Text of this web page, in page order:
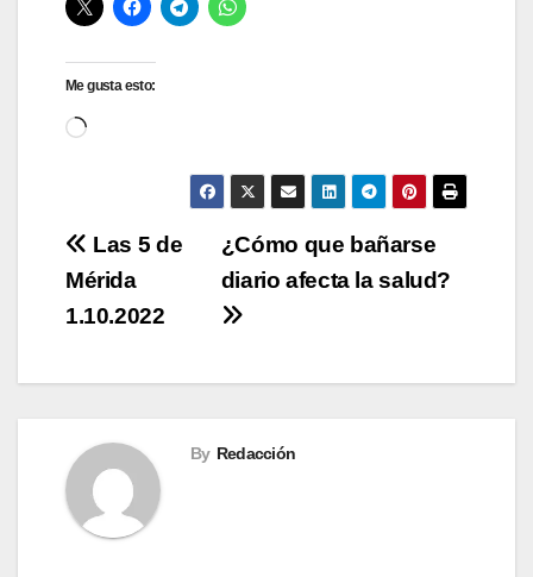
Me gusta esto:
Cargando...
Navegación
de
¿Cómo que bañarse
diario afecta la salud?
Las 5 de
Mérida
1.10.2022
By Redacción